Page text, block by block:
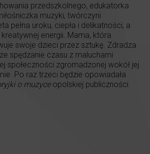
przedszkolnego, edukatorka
muzyki, twórczyni
pełna uroku, ciepła i delikatności, a
energii. Mama, która
swoje dzieci przez sztukę. Zdradza
spędzanie czasu z maluchami
społeczności zgromadzonej wokół jej
Po raz trzeci będzie opowiadała
o muzyceopolskiej publiczności.